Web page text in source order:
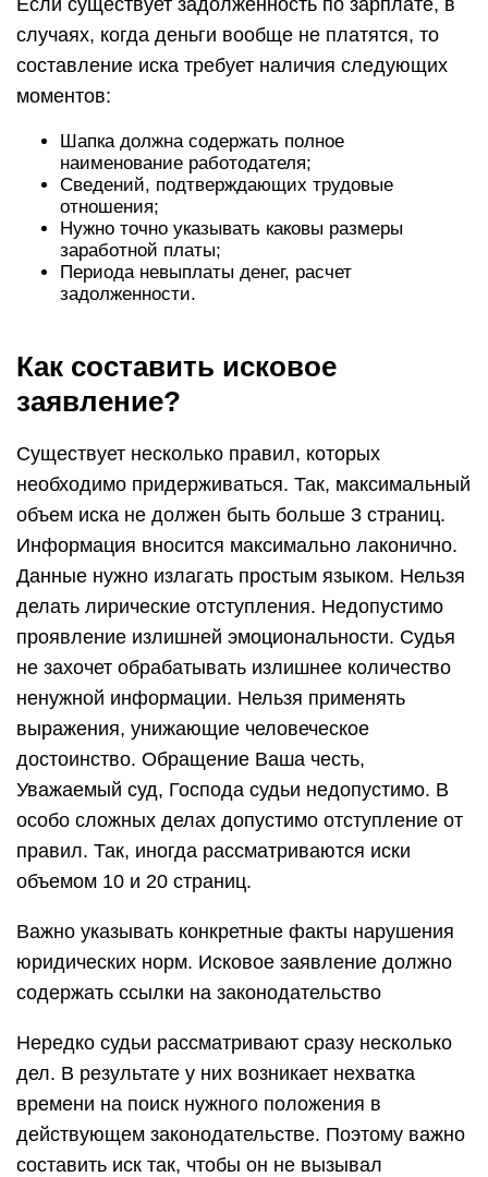
Если существует задолженность по зарплате, в
случаях, когда деньги вообще не платятся, то
составление иска требует наличия следующих
моментов:
Шапка должна содержать полное
наименование работодателя;
Сведений, подтверждающих трудовые
отношения;
Нужно точно указывать каковы размеры
заработной платы;
Периода невыплаты денег, расчет
задолженности.
Как составить исковое
заявление?
Существует несколько правил, которых
необходимо придерживаться. Так, максимальный
объем иска не должен быть больше 3 страниц.
Информация вносится максимально лаконично.
Данные нужно излагать простым языком. Нельзя
делать лирические отступления. Недопустимо
проявление излишней эмоциональности. Судья
не захочет обрабатывать излишнее количество
ненужной информации. Нельзя применять
выражения, унижающие человеческое
достоинство. Обращение Ваша честь,
Уважаемый суд, Господа судьи недопустимо. В
особо сложных делах допустимо отступление от
правил. Так, иногда рассматриваются иски
объемом 10 и 20 страниц.
Важно указывать конкретные факты нарушения
юридических норм. Исковое заявление должно
содержать ссылки на законодательство
Нередко судьи рассматривают сразу несколько
дел. В результате у них возникает нехватка
времени на поиск нужного положения в
действующем законодательстве. Поэтому важно
составить иск так, чтобы он не вызывал